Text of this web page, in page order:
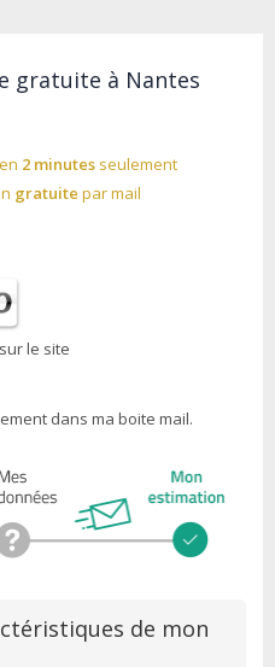
gratuite à Nantes
2 minutesseulement
gratuite par mail
le site
dans ma boite mail.
de mon